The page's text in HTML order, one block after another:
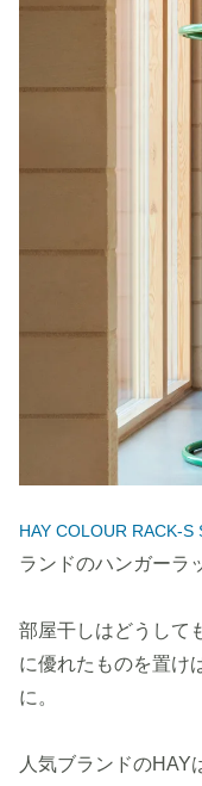
HAY COLOUR RACK-S
ランドのハンガーラ
部屋干しはどうして
に優れたものを置け
に。
人気ブランドのHAY